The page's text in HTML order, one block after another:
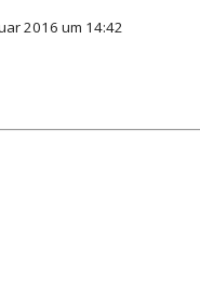
2016 um 14:42